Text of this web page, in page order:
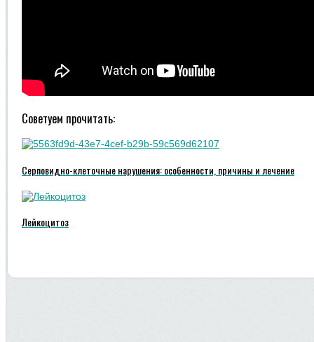
Советуем прочитать:
Серповидно-клеточные нарушения: особенности, причины и лечение
Лейкоцитоз